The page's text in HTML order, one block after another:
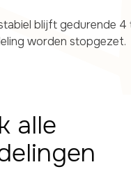
blijft gedurende 4
worden stopgezet.
alle